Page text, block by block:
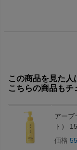
この商品を見た人
こちらの商品もチ
アー
ト）
価格